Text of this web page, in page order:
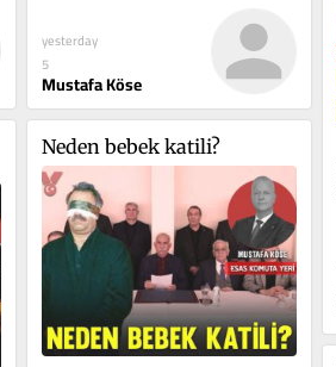
yesterday
5
Mustafa Köse
Neden bebek katili?